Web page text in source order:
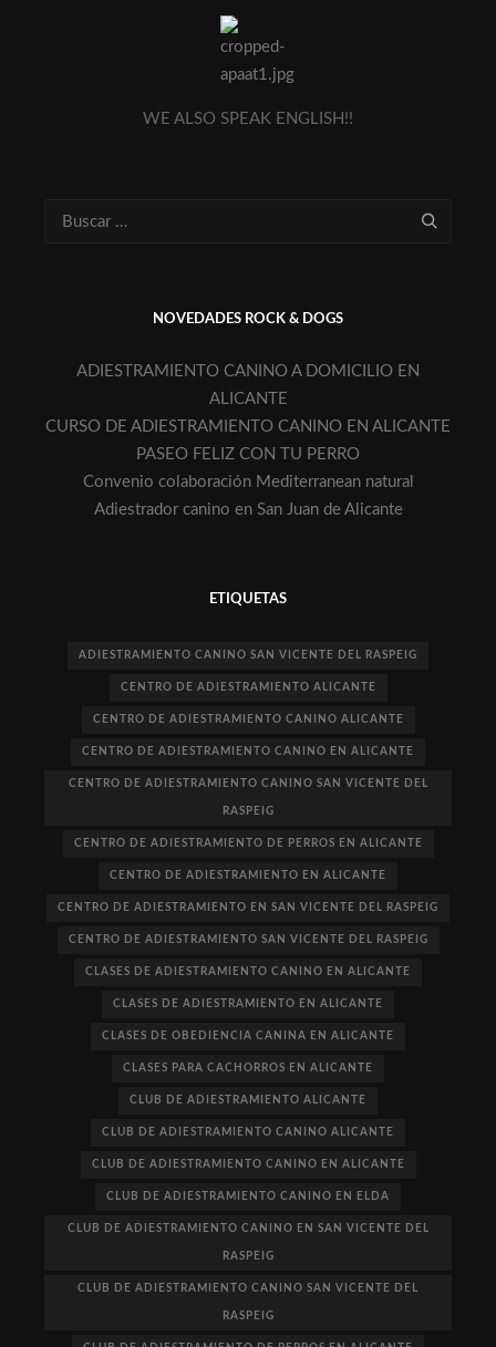
WE ALSO SPEAK ENGLISH!!
NOVEDADES ROCK & DOGS
ADIESTRAMIENTO CANINO A DOMICILIO EN
ALICANTE
CURSO DE ADIESTRAMIENTO CANINO EN ALICANTE
PASEO FELIZ CON TU PERRO
Convenio colaboración Mediterranean natural
Adiestrador canino en San Juan de Alicante
ETIQUETAS
ADIESTRAMIENTO CANINO SAN VICENTE DEL RASPEIG
CENTRO DE ADIESTRAMIENTO ALICANTE
CENTRO DE ADIESTRAMIENTO CANINO ALICANTE
CENTRO DE ADIESTRAMIENTO CANINO EN ALICANTE
CENTRO DE ADIESTRAMIENTO CANINO SAN VICENTE DEL
RASPEIG
CENTRO DE ADIESTRAMIENTO DE PERROS EN ALICANTE
CENTRO DE ADIESTRAMIENTO EN ALICANTE
CENTRO DE ADIESTRAMIENTO EN SAN VICENTE DEL RASPEIG
CENTRO DE ADIESTRAMIENTO SAN VICENTE DEL RASPEIG
CLASES DE ADIESTRAMIENTO CANINO EN ALICANTE
CLASES DE ADIESTRAMIENTO EN ALICANTE
CLASES DE OBEDIENCIA CANINA EN ALICANTE
CLASES PARA CACHORROS EN ALICANTE
CLUB DE ADIESTRAMIENTO ALICANTE
CLUB DE ADIESTRAMIENTO CANINO ALICANTE
CLUB DE ADIESTRAMIENTO CANINO EN ALICANTE
CLUB DE ADIESTRAMIENTO CANINO EN ELDA
CLUB DE ADIESTRAMIENTO CANINO EN SAN VICENTE DEL
RASPEIG
CLUB DE ADIESTRAMIENTO CANINO SAN VICENTE DEL
RASPEIG